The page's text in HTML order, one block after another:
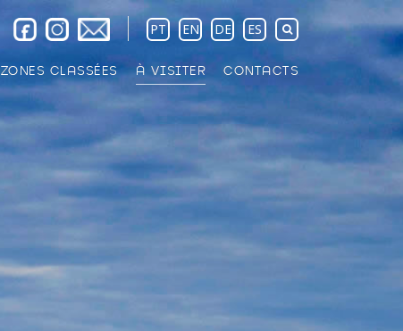
PT EN DE ES
ZONES CLASSÉES À VISITER CONTACTS